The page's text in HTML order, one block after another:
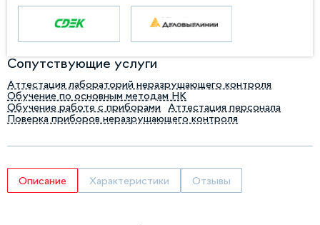
Сопутствующие услуги
Аттестация лабораторий неразрушающего контроля
Обучение по основным методам НК
Обучение работе с приборами
Аттестация персонала
Поверка приборов неразрушающего контроля
Описание Характеристики Отзывы